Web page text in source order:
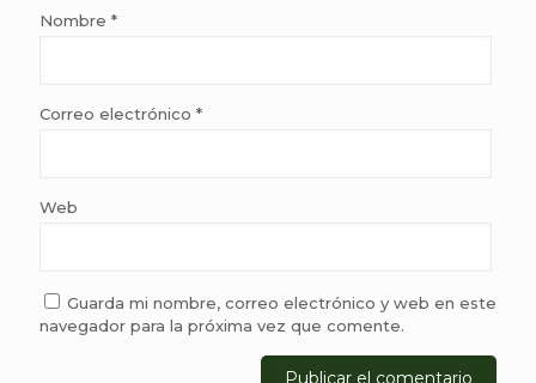
Nombre *
Correo electrónico *
Web
Guarda mi nombre, correo electrónico y web en este
navegador para la próxima vez que comente.